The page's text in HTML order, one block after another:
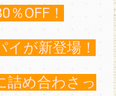
OFF！
が新登場！
詰め合わさっ